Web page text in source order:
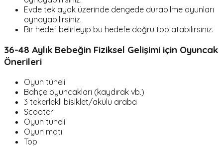
Evde tek ayak üzerinde dengede durabilme oyunları
oynayabilirsiniz.
Bir hedef belirleyip bu hedefe doğru top atabilirsiniz.
36-48 Aylık Bebeğin Fiziksel Gelişimi için Oyuncak
Önerileri
Oyun tüneli
Bahçe oyuncakları (kaydırak vb.)
3 tekerlekli bisiklet/akülü araba
Scooter
Oyun tüneli
Oyun matı
Top